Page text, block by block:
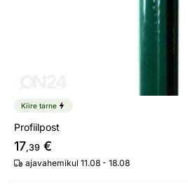
Kiire tarne
Profiilpost
17,39 €
ajavahemikul 11.08 - 18.08